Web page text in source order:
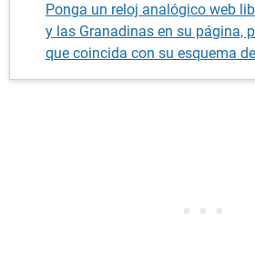
Ponga un reloj analógico web
y las Granadinas en su página,
que coincida con su esquema